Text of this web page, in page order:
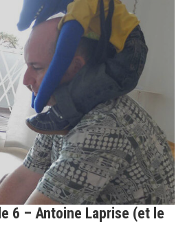
6 – Antoine Laprise (et le